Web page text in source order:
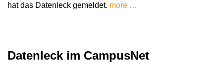
hat das Datenleck gemeldet. more …
Datenleck im CampusNet